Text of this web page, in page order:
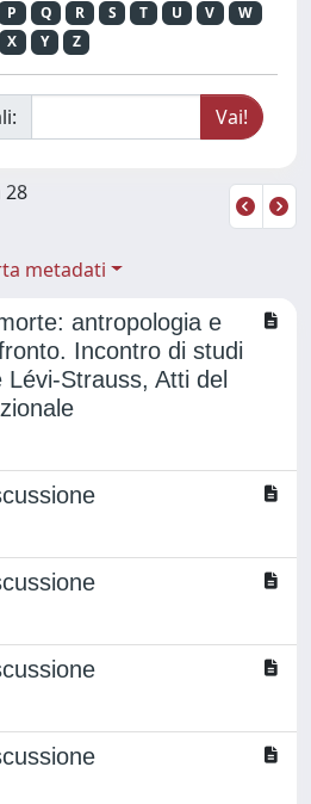
P Q R S T U V
W
X
Y Z
metadati
antropologia e
Incontro di studi
Lévi-Strauss, Atti del